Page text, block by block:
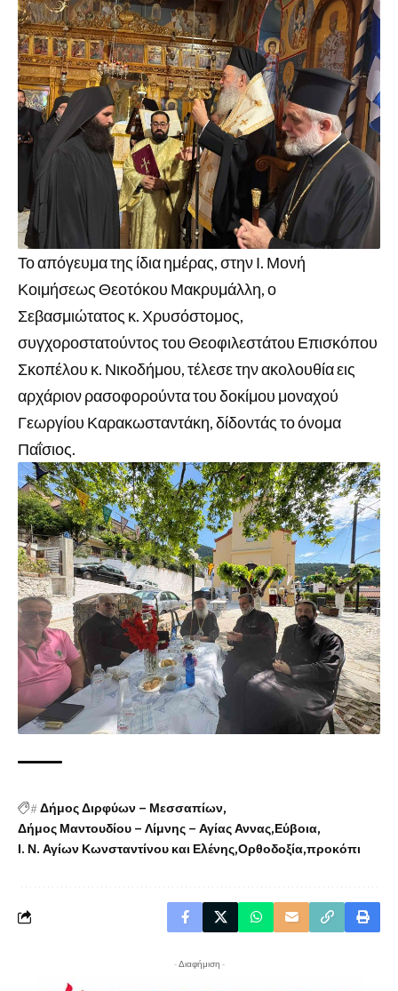
Το απόγευμα της ίδια ημέρας, στην Ι. Μονή
Κοιμήσεως Θεοτόκου Μακρυμάλλη, ο
Σεβασμιώτατος κ. Χρυσόστομος,
συγχοροστατούντος του Θεοφιλεστάτου Επισκόπου
Σκοπέλου κ. Νικοδήμου, τέλεσε την ακολουθία εις
αρχάριον ρασοφορούντα του δοκίμου μοναχού
Γεωργίου Καρακωσταντάκη, δίδοντάς το όνομα
Παΐσιος.
#Δήμος Διρφύων – Μεσσαπίων
Δήμος Μαντουδίου – Λίμνης – Αγίας Αννας Εύβοια
Ι. Ν. Αγίων Κωνσταντίνου και Ελένης Ορθοδοξία προκόπι
- Διαφήμιση -